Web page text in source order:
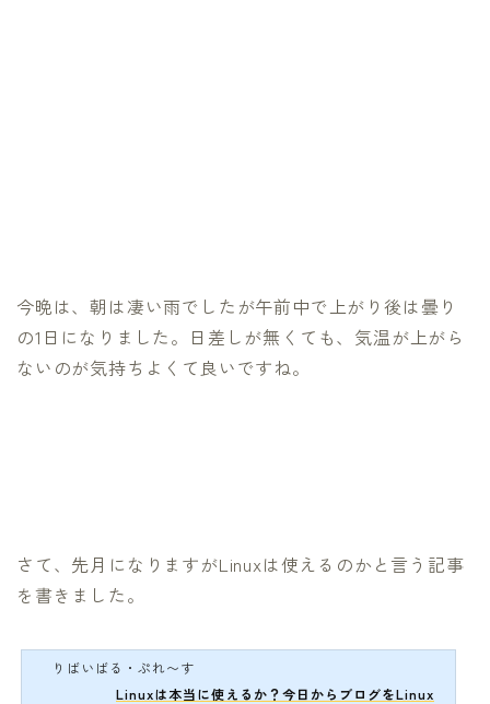
今晩は、朝は凄い雨でしたが午前中で上がり後は曇り
の1日になりました。日差しが無くても、気温が上がら
ないのが気持ちよくて良いですね。
さて、先月になりますがLinuxは使えるのかと言う記事
を書きました。
りばいばる・ぷれ〜す
Linuxは本当に使えるか？今日からブログをLinux